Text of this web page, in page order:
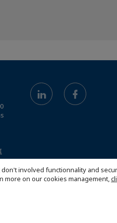
involved functionnality and
more on our cookies management,